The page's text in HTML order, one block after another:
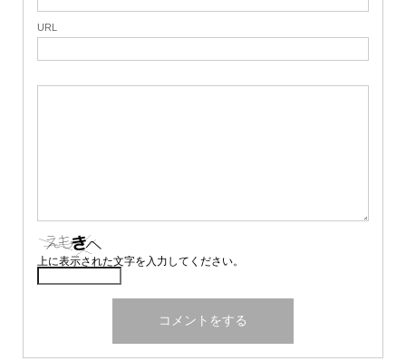
URL
上に表示された文字を入力してください。